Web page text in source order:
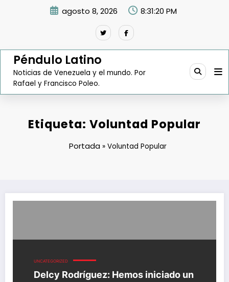
agosto 8, 2026 8:31:21 PM
Péndulo Latino
Noticias de Venezuela y el mundo. Por
Rafael y Francisco Poleo.
Etiqueta: Voluntad Popular
Portada »Voluntad Popular
UNCATEGORIZED
Delcy Rodríguez: Hemos iniciado un